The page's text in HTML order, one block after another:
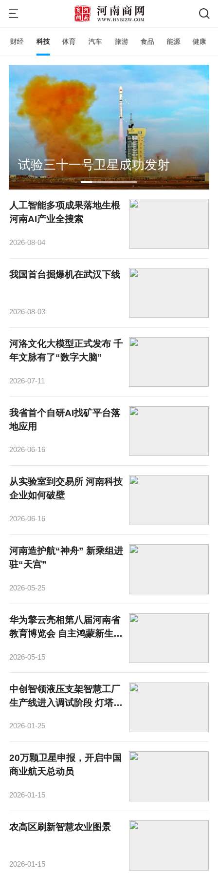
财经 科技 体育 汽车 旅游 食品 能源 健康
试验三十一号卫星成功发射
人工智能多项成果落地生根
河南AI产业全搜索
2026-08-04
我国首台掘爆机在武汉下线
2026-08-03
河洛文化大模型正式发布 千
年文脉有了“数字大脑”
2026-07-11
我省首个自研AI找矿平台落
地应用
2026-06-16
从实验室到交易所 河南科技
企业如何破壁
2026-06-16
河南造护航“神舟” 新乘组进
驻“天宫”
2026-05-25
华为擎云亮相第八届河南省
教育博览会 自主鸿蒙新生态
2026-05-15
中创智领液压支架智慧工厂
生产线进入调试阶段 灯塔照
2026-01-25
20万颗卫星申报，开启中国
商业航天总动员
2026-01-15
农高区刷新智慧农业图景
2026-01-15